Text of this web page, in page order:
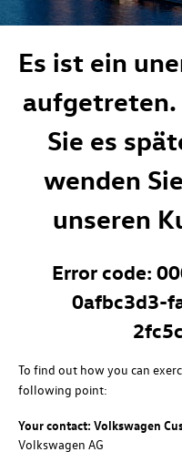
Es ist ein
Sie es
wenden
unseren
Error code:
0afbc3d3-
To find out how you can
following point:
Your contact: Volkswagen
Volkswagen AG